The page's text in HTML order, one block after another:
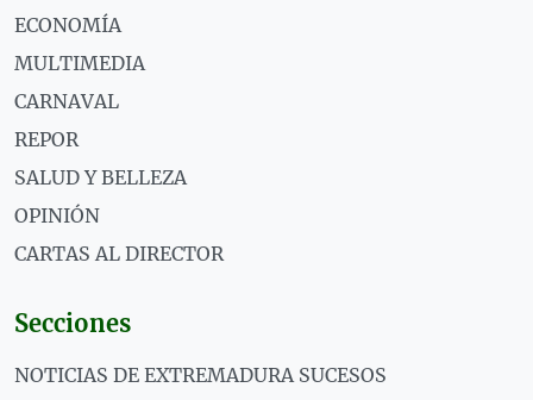
ECONOMÍA
MULTIMEDIA
CARNAVAL
REPOR
SALUD Y BELLEZA
OPINIÓN
CARTAS AL DIRECTOR
Secciones
NOTICIAS DE EXTREMADURA SUCESOS